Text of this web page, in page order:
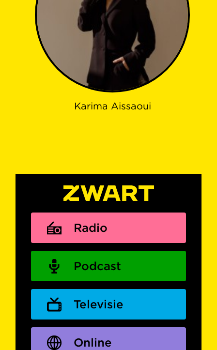
Karima Aissaoui
Radio
Podcast
Televisie
Online